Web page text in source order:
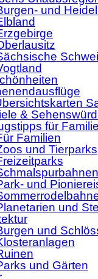
und
&
für
Familien
und Tierparks
und
und
und
und Gärten